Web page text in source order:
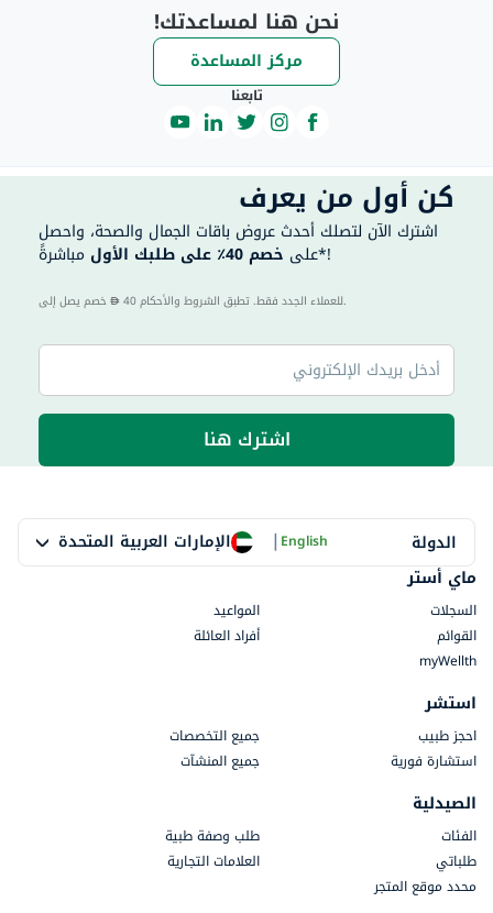
نحن هنا لمساعدتك!
مركز المساعدة
تابعنا
كن أول من يعرف
اشترك الآن لتصلك أحدث عروض باقات الجمال والصحة، واحصل
على خصم 40٪ على طلبك الأول مباشرةً*!
40 للعملاء الجدد فقط. تطبق الشروط والأحكام.
اشترك هنا
الدولة الإمارات العربية المتحدة |English
ماي أستر
السجلات
المواعيد
القوائم
أفراد العائلة
myWellth
استشر
احجز طبيب
جميع التخصصات
استشارة فورية
جميع المنشآت
الصيدلية
الفئات
طلب وصفة طبية
طلباتي
العلامات التجارية
محدد موقع المتجر